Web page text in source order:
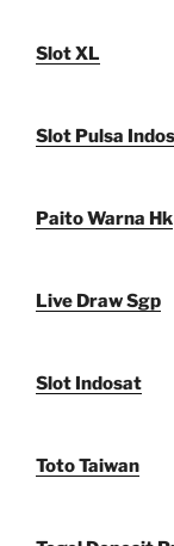
Slot XL
Slot Pulsa
Paito Warna Hk
Live Draw Sgp
Slot Indosat
Toto Taiwan